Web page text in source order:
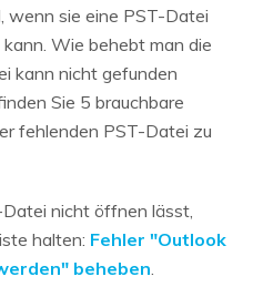
sie eine PST-Datei
Wie behebt man die
kann nicht gefunden
Sie 5 brauchbare
fehlenden PST-Datei zu
nicht öffnen lässt,
halten: Fehler "Outlook
beheben.